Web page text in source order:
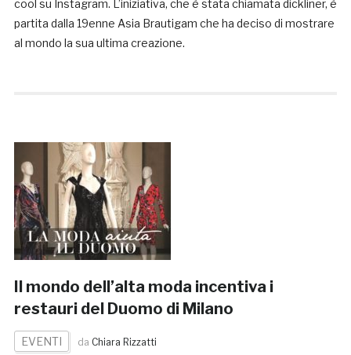
cool su Instagram. L’iniziativa, che è stata chiamata dickliner, è
partita dalla 19enne Asia Brautigam che ha deciso di mostrare
al mondo la sua ultima creazione.
Il mondo dell’alta moda incentiva i
restauri del Duomo di Milano
EVENTI da Chiara Rizzatti